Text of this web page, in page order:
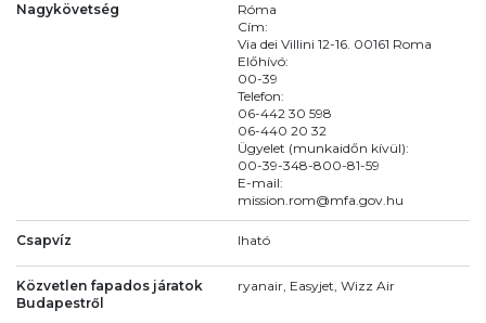
Nagykövetség
Róma
Cím:
Via dei Villini 12-16. 00161 Roma
Előhívó:
00-39
Telefon:
06-442 30 598
06-440 20 32
Ügyelet (munkaidőn kívül):
00-39-348-800-81-59
E-mail:
mission.rom@mfa.gov.hu
Csapvíz Iható
Közvetlen fapados járatok
Budapestről
ryanair, Easyjet, Wizz Air